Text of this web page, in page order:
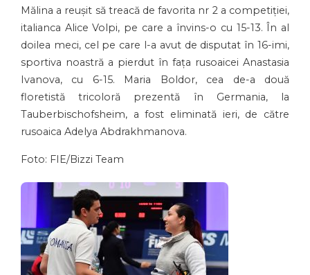
Mălina a reușit să treacă de favorita nr 2 a competiției,
italianca Alice Volpi, pe care a învins-o cu 15-13. În al
doilea meci, cel pe care l-a avut de disputat în 16-imi,
sportiva noastră a pierdut în fața rusoaicei Anastasia
Ivanova, cu 6-15. Maria Boldor, cea de-a două
floretistă tricoloră prezentă în Germania, la
Tauberbischofsheim, a fost eliminată ieri, de către
rusoaica Adelya Abdrakhmanova.
Foto: FIE/Bizzi Team